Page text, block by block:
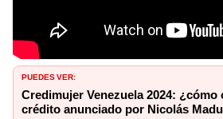
PUEDES VER:
Credimujer Venezuela 2024: ¿cómo
crédito anunciado por Nicolás